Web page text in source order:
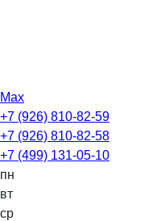
Max
+7 (926) 810-82-59
+7 (926) 810-82-58
+7 (499) 131-05-10
пн
вт
ср